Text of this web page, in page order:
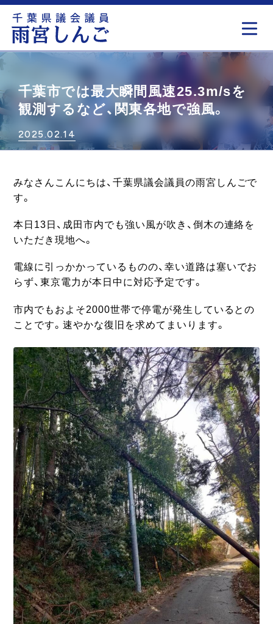
千葉市では最大瞬間風速25.3m/sを
観測するなど、関東各地で強風。
2025.02.14
みなさんこんにちは、千葉県議会議員の雨宮しんごで
す。
本日13日、成田市内でも強い風が吹き、倒木の連絡を
いただき現地へ。
電線に引っかかっているものの、幸い道路は塞いでお
らず、東京電力が本日中に対応予定です。
市内でもおよそ2000世帯で停電が発生しているとの
ことです。速やかな復旧を求めてまいります。